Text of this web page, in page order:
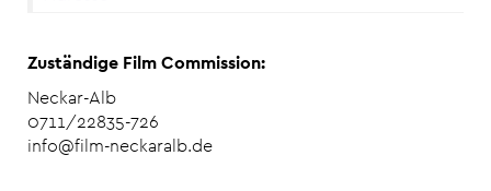
Zuständige Film Commission:
Neckar-Alb
0711/22835-726
info@film-neckaralb.de